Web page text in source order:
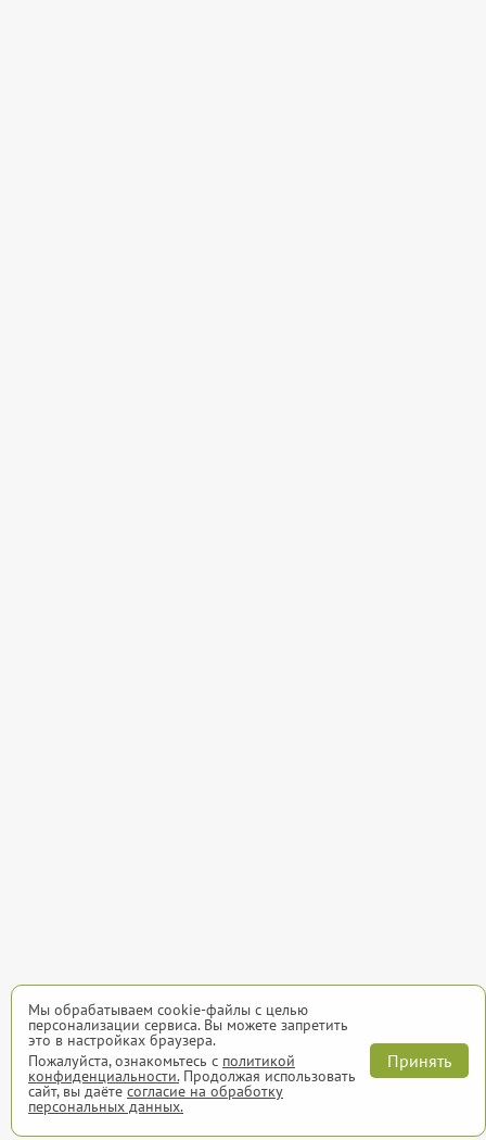
Мы обрабатываем cookie-файлы с целью
персонализации сервиса. Вы можете запретить
это в настройках браузера.
Пожалуйста, ознакомьтесь с политикой
конфиденциальности.Продолжая использовать
сайт, вы даёте согласие на обработку
персональных данных.
Принять